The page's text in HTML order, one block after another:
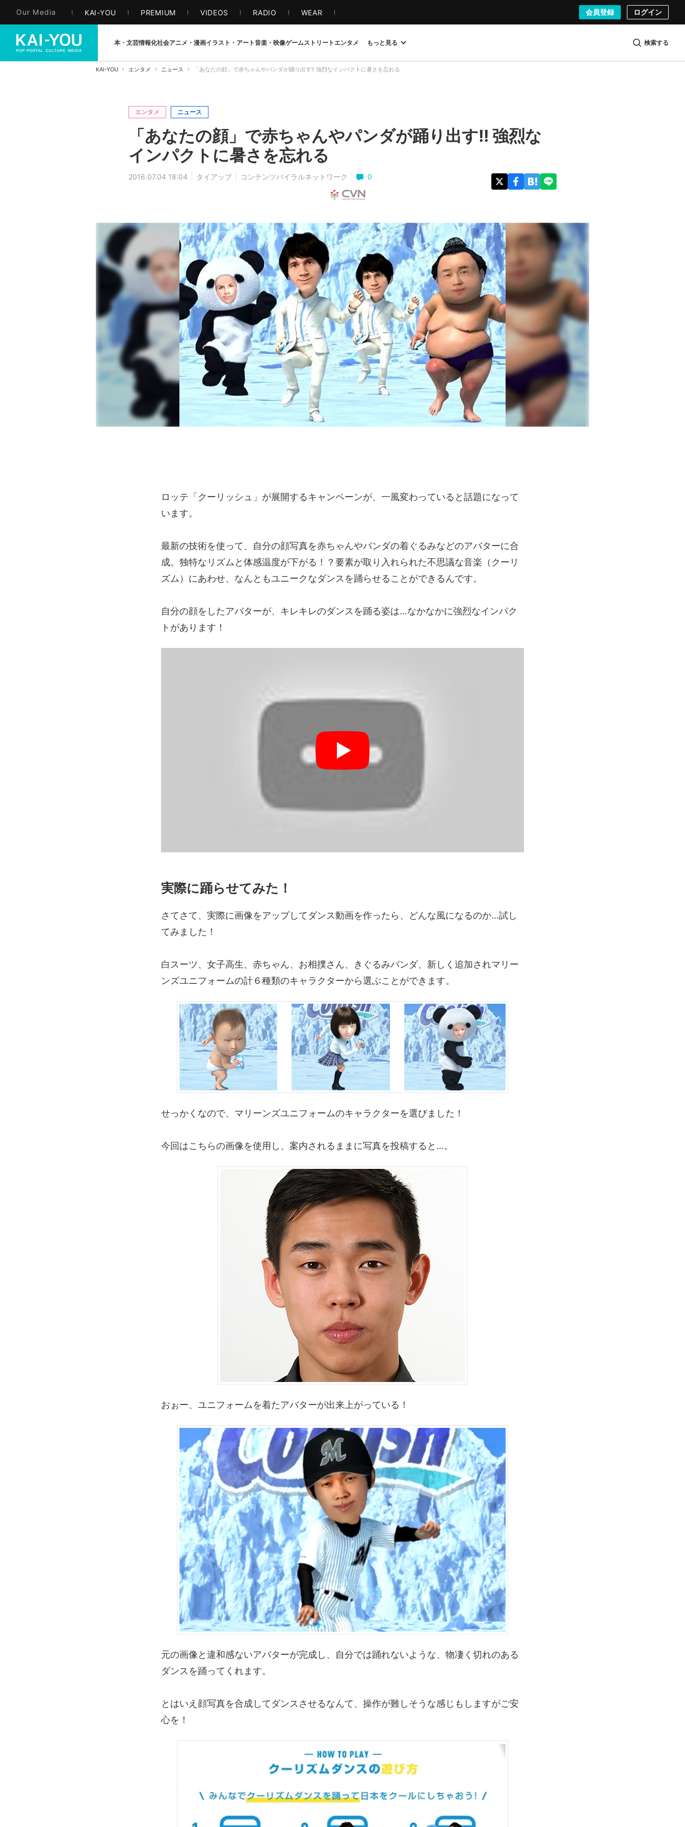
Our Media KAI-YOU PREMIUM VIDEOS RADIO WEAR 会員登録 ログイン
本・文芸情報化社会アニメ・漫画イラスト・アート音楽・映像ゲームストリート エンタメ もっと見る 検索する
KAI-YOU エンタメ ニュース 「あなたの顔」で赤ちゃんやパンダが踊り出す!! 強烈なインパクトに暑さを忘れる
エンタメ ニュース
「あなたの顔」で赤ちゃんやパンダが踊り出す!! 強烈な
インパクトに暑さを忘れる
2016.07.04 18:04 タイアップ コンテンツバイラルネットワーク 0
ロッテ「クーリッシュ」が展開するキャンペーンが、一風変わっていると話題になって
います。
最新の技術を使って、自分の顔写真を赤ちゃんやパンダの着ぐるみなどのアバターに合
成。独特なリズムと体感温度が下がる！？要素が取り入れられた不思議な音楽（クーリ
ズム）にあわせ、なんともユニークなダンスを踊らせることができるんです。
自分の顔をしたアバターが、キレキレのダンスを踊る姿は…なかなかに強烈なインパク
トがあります！
実際に踊らせてみた！
さてさて、実際に画像をアップしてダンス動画を作ったら、どんな風になるのか…試し
てみました！
白スーツ、女子高生、赤ちゃん、お相撲さん、きぐるみパンダ、新しく追加されマリー
ンズユニフォームの計６種類のキャラクターから選ぶことができます。
せっかくなので、マリーンズユニフォームのキャラクターを選びました！
今回はこちらの画像を使用し、案内されるままに写真を投稿すると…。
おぉー、ユニフォームを着たアバターが出来上がっている！
元の画像と違和感ないアバターが完成し、自分では踊れないような、物凄く切れのある
ダンスを踊ってくれます。
とはいえ顔写真を合成してダンスさせるなんて、操作が難しそうな感じもしますがご安
心を！